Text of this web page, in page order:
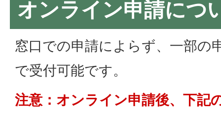
オンライン申請につ
窓口での申請によらず、一部の
で受付可能です。
注意：オンライン申請後、下記